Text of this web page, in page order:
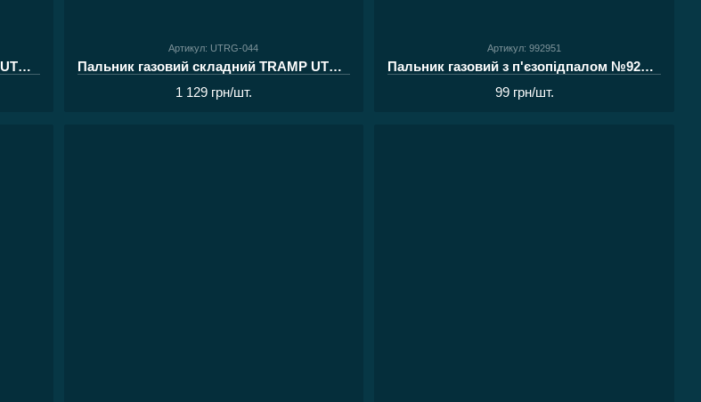
Пальник газовий складний TRAMP UTRG-041
Артикул: UTRG-044
Пальник газовий складний TRAMP UTRG-044
1 129 грн/шт.
Артикул: 992951
Пальник газовий з п'єзопідпалом №920 до газового балону 220г
99 грн/шт.